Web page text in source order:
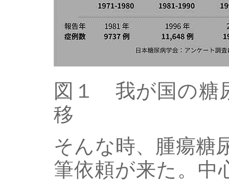
図１ 我が国の糖
移
そんな時、腫瘍糖
筆依頼が来た。中